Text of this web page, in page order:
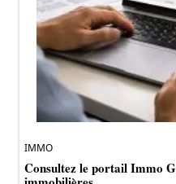
IMMO
Consultez le portail Immo